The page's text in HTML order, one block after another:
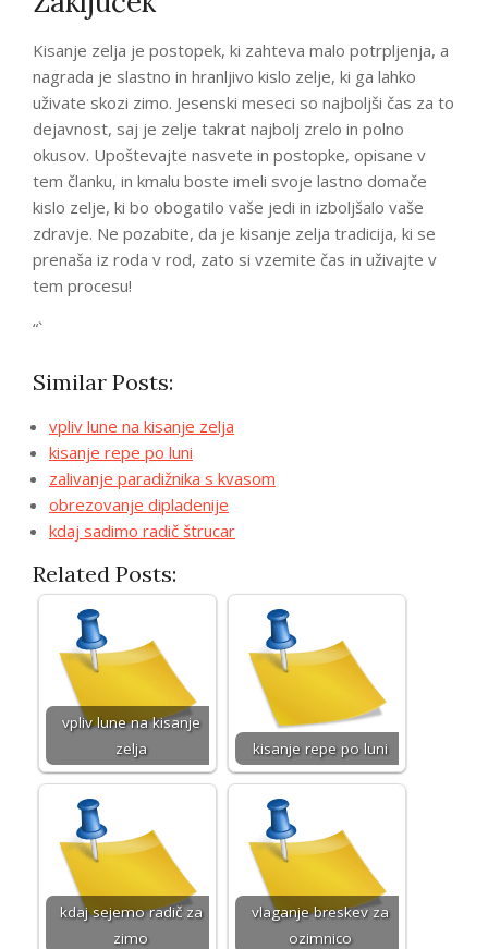
Kisanje zelja je postopek, ki zahteva malo potrpljenja, a
nagrada je slastno in hranljivo kislo zelje, ki ga lahko
uživate skozi zimo. Jesenski meseci so najboljši čas za to
dejavnost, saj je zelje takrat najbolj zrelo in polno
okusov. Upoštevajte nasvete in postopke, opisane v
tem članku, in kmalu boste imeli svoje lastno domače
kislo zelje, ki bo obogatilo vaše jedi in izboljšalo vaše
zdravje. Ne pozabite, da je kisanje zelja tradicija, ki se
prenaša iz roda v rod, zato si vzemite čas in uživajte v
tem procesu!
“`
Similar Posts:
vpliv lune na kisanje zelja
kisanje repe po luni
zalivanje paradižnika s kvasom
obrezovanje dipladenije
kdaj sadimo radič štrucar
Related Posts:
vpliv lune na kisanje
zelja
kisanje repe po luni
kdaj sejemo radič za
zimo
vlaganje breskev za
ozimnico